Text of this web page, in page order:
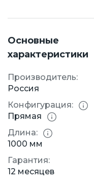
Основные
характеристики
Производитель:
Россия
Конфигурация:
Прямая
Длина:
1000 мм
Гарантия:
12 месяцев